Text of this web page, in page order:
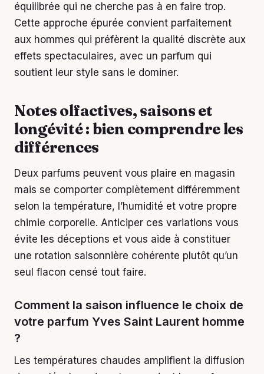
équilibrée qui ne cherche pas à en faire trop.
Cette approche épurée convient parfaitement
aux hommes qui préfèrent la qualité discrète aux
effets spectaculaires, avec un parfum qui
soutient leur style sans le dominer.
Notes olfactives, saisons et
longévité : bien comprendre les
différences
Deux parfums peuvent vous plaire en magasin
mais se comporter complètement différemment
selon la température, l’humidité et votre propre
chimie corporelle. Anticiper ces variations vous
évite les déceptions et vous aide à constituer
une rotation saisonnière cohérente plutôt qu’un
seul flacon censé tout faire.
Comment la saison influence le choix de
votre parfum Yves Saint Laurent homme
?
Les températures chaudes amplifient la diffusion